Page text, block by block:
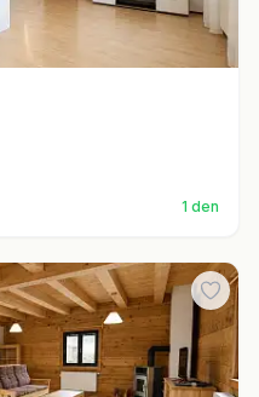
1 den